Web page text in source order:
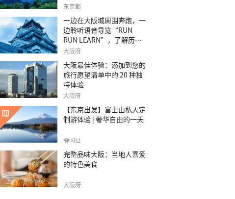
之旅。
东京都
一边在大阪城周围奔跑，一
边聆听语音导览“RUN
RUN LEARN”，了解历
史。
大阪府
大阪最佳体验：添加到您的
旅行愿望清单中的 20 种独
特体验
大阪府
【东京出发】富士山私人定
制游体验 | 奢华自由的一天
静冈县
完整品味大阪：当地人喜爱
的特色美食
大阪府